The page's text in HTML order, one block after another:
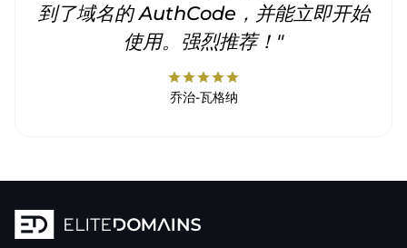
到了域名的 AuthCode，并能立即开始
使用。强烈推荐！"
starstarstarstarstar
乔治-瓦格纳